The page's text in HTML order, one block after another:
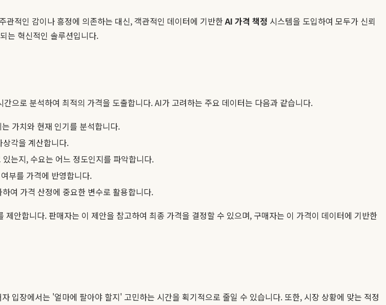
관적인 감이나 흥정에 의존하는 대신, 객관적인 데이터에 기반한AI 가격 책정 시스템을 도입하여 모두가 신뢰
는 혁신적인 솔루션입니다.
으로 분석하여 최적의 가격을 도출합니다. AI가 고려하는 주요 데이터는 다음과 같습니다.
가치와 현재 인기를 분석합니다.
각을 계산합니다.
는지, 수요는 어느 정도인지를 파악합니다.
부를 가격에 반영합니다.
여 가격 산정에 중요한 변수로 활용합니다.
안합니다. 판매자는 이 제안을 참고하여 최종 가격을 결정할 수 있으며, 구매자는 이 가격이 데이터에 기반한
입장에서는 '얼마에 팔아야 할지' 고민하는 시간을 획기적으로 줄일 수 있습니다. 또한, 시장 상황에 맞는 적정